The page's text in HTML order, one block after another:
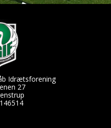
Idrætsforening
27